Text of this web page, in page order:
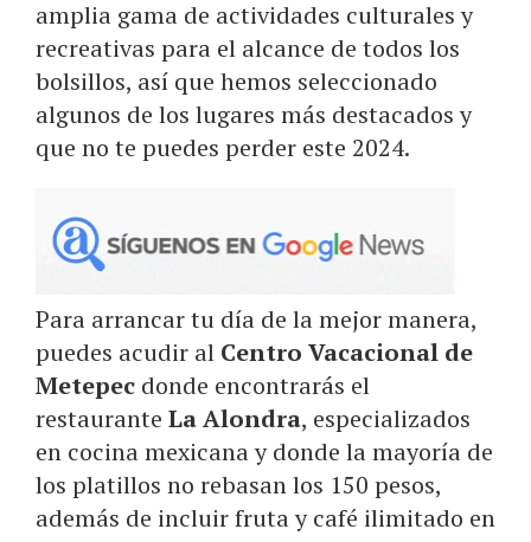
amplia gama de actividades culturales y
recreativas para el alcance de todos los
bolsillos, así que hemos seleccionado
algunos de los lugares más destacados y
que no te puedes perder este 2024.
Para arrancar tu día de la mejor manera,
puedes acudir al Centro Vacacional de
Metepec donde encontrarás el
restaurante La Alondra, especializados
en cocina mexicana y donde la mayoría de
los platillos no rebasan los 150 pesos,
además de incluir fruta y café ilimitado en